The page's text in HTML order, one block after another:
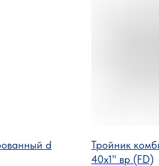
d
Тройник
40х1" вр (FD)